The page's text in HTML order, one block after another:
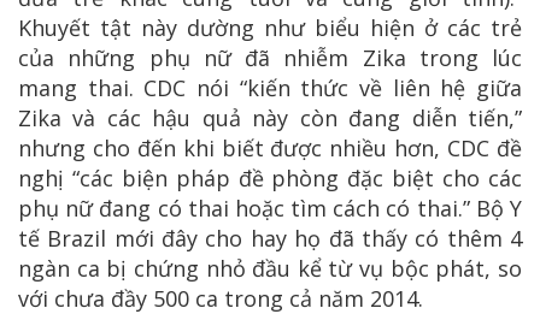
Khuyết tật này dường như biểu hiện ở các trẻ
của những phụ nữ đã nhiễm Zika trong lúc
mang thai. CDC nói “kiến thức về liên hệ giữa
Zika và các hậu quả này còn đang diễn tiến,”
nhưng cho đến khi biết được nhiều hơn, CDC đề
nghị “các biện pháp đề phòng đặc biệt cho các
phụ nữ đang có thai hoặc tìm cách có thai.” Bộ Y
tế Brazil mới đây cho hay họ đã thấy có thêm 4
ngàn ca bị chứng nhỏ đầu kể từ vụ bộc phát, so
với chưa đầy 500 ca trong cả năm 2014.